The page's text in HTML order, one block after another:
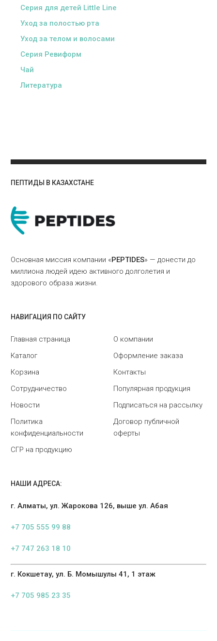
Серия для детей Little Line
Уход за полостью рта
Уход за телом и волосами
Серия Ревиформ
Чай
Литература
ПЕПТИДЫ В КАЗАХСТАНЕ
Основная миссия компании «PEPTIDES» — донести до
миллиона людей идею активного долголетия и
здорового образа жизни.
НАВИГАЦИЯ ПО САЙТУ
Главная страница
О компании
Каталог
Оформление заказа
Корзина
Контакты
Сотрудничество
Популярная продукция
Новости
Подписаться на рассылку
Политика
конфиденциальности
Договор публичной
оферты
СГР на продукцию
НАШИ АДРЕСА:
г. Алматы, ул. Жарокова 126, выше ул. Абая
+7 705 555 99 88
+7 747 263 18 10
г. Кокшетау, ул. Б. Момышулы 41, 1 этаж
+7 705 985 23 35